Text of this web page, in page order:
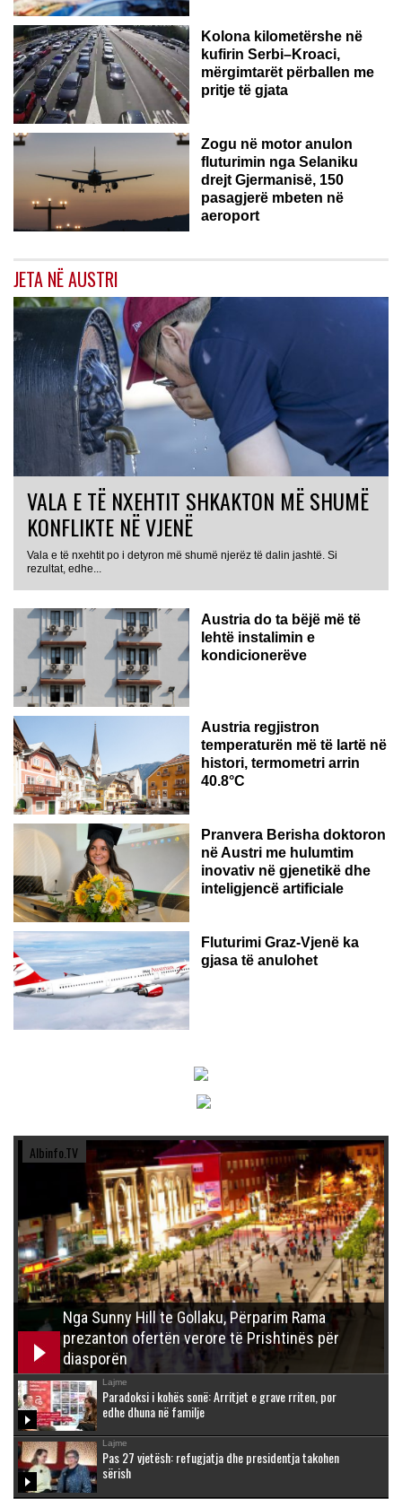
Kolona kilometërshe në
kufirin Serbi–Kroaci,
mërgimtarët përballen me
pritje të gjata
Zogu në motor anulon
fluturimin nga Selaniku
drejt Gjermanisë, 150
pasagjerë mbeten në
aeroport
JETA NË AUSTRI
VALA E TË NXEHTIT SHKAKTON MË SHUMË
KONFLIKTE NË VJENË
Vala e të nxehtit po i detyron më shumë njerëz të dalin jashtë. Si
rezultat, edhe...
Austria do ta bëjë më të
lehtë instalimin e
kondicionerëve
Austria regjistron
temperaturën më të lartë në
histori, termometri arrin
40.8°C
AUSTRI
Pranvera Berisha doktoron
në Austri me hulumtim
inovativ në gjenetikë dhe
inteligjencë artificiale
Fluturimi Graz-Vjenë ka
gjasa të anulohet
Albinfo.TV
Nga Sunny Hill te Gollaku, Përparim Rama
prezanton ofertën verore të Prishtinës për
diasporën
Lajme
Paradoksi i kohës sonë: Arritjet e grave rriten, por
edhe dhuna në familje
Lajme
Pas 27 vjetësh: refugjatja dhe presidentja takohen
sërish